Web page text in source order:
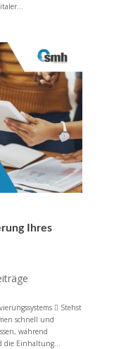
Ihres
 Stehst
schnell und
während
die Einhaltung...